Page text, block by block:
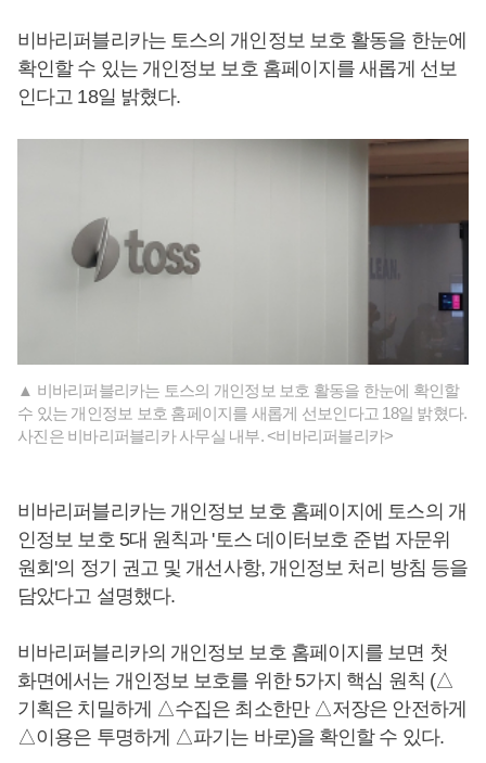
비바리퍼블리카는 토스의 개인정보 보호 활동을 한눈에
확인할 수 있는 개인정보 보호 홈페이지를 새롭게 선보
인다고 18일 밝혔다.
▲ 비바리퍼블리카는 토스의 개인정보 보호 활동을 한눈에 확인할
수 있는 개인정보 보호 홈페이지를 새롭게 선보인다고 18일 밝혔다.
사진은 비바리퍼블리카 사무실 내부. <비바리퍼블리카>
비바리퍼블리카는 개인정보 보호 홈페이지에 토스의 개
인정보 보호 5대 원칙과 '토스 데이터보호 준법 자문위
원회'의 정기 권고 및 개선사항, 개인정보 처리 방침 등을
담았다고 설명했다.
비바리퍼블리카의 개인정보 보호 홈페이지를 보면 첫
화면에서는 개인정보 보호를 위한 5가지 핵심 원칙 (△
기획은 치밀하게 △수집은 최소한만 △저장은 안전하게
△이용은 투명하게 △파기는 바로)을 확인할 수 있다.